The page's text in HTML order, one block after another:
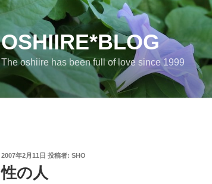
OSHIIRE*BLOG
The oshiire has been full of love since 1999
投
稿
日:
2007年2月11日 投稿者: SHO
性の人